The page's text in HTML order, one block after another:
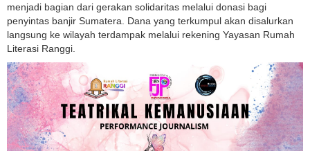
menjadi bagian dari gerakan solidaritas melalui donasi bagi
penyintas banjir Sumatera. Dana yang terkumpul akan disalurkan
langsung ke wilayah terdampak melalui rekening Yayasan Rumah
Literasi Ranggi.